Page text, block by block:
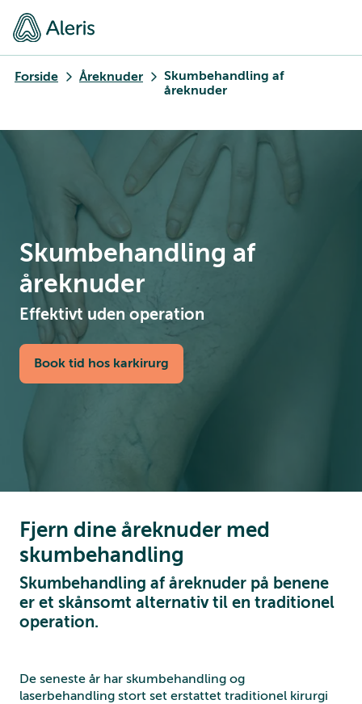
Forside Åreknuder
Skumbehandling af
åreknuder
Skumbehandling af
åreknuder
Effektivt uden operation
Book tid hos karkirurg
Fjern dine åreknuder med
skumbehandling
Skumbehandling af åreknuder på benene
er et skånsomt alternativ til en traditionel
operation.
De seneste år har skumbehandling og
laserbehandling stort set erstattet traditionel kirurgi